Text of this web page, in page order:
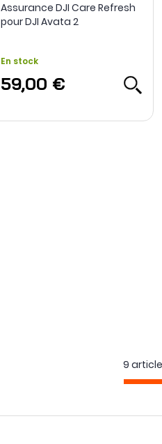
Assurance DJI Care Refresh
pour DJI Avata 2
En stock
59,00 €
9